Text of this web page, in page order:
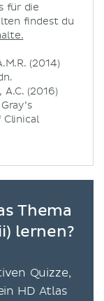
für die
findest du
(2014)
A.C. (2016)
Clinical
Thema
lernen?
Quizze,
HD Atlas